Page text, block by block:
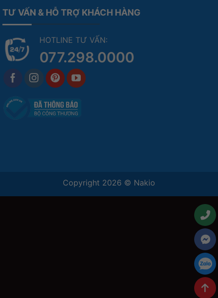
TƯ VẤN & HỖ TRỢ KHÁCH HÀNG
HOTLINE TƯ VẤN:
077.298.0000
Copyright 2026 © Nakio